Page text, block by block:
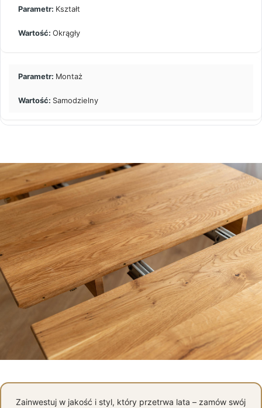
Kształt
Okrągły
Montaż
Samodzielny
Zainwestuj w jakość i styl, który przetrwa lata – zamów swój